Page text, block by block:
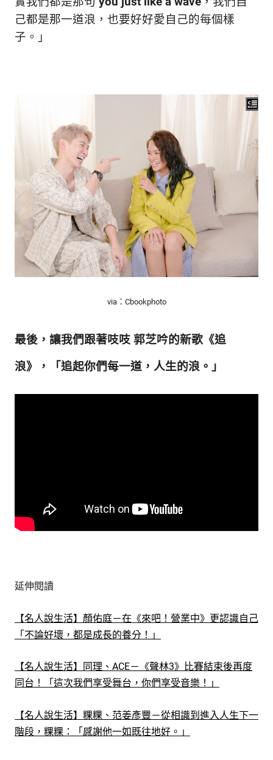
己都是那一道浪，也要好好愛自己的每個樣
子。 」
via：Cbookphoto
最後，讓我們跟著吱吱 郭芝吟的新歌 《追
浪》，
「追起你們每一道，人生的浪。 」
延伸閱讀
【名人說生活】顏佑庭－在《來吧！營業中》更認識自己
「不論好壞，都是成長的養分！」
【名人說生活】同理、ACE－《聲林3》比賽結束後再度
同台！「這次我們享受舞台，你們享受音樂！」
【名人說生活】粿粿、范姜彥豐－從相識到進入人生下一
階段，粿粿：「感謝他一如既往地好。」